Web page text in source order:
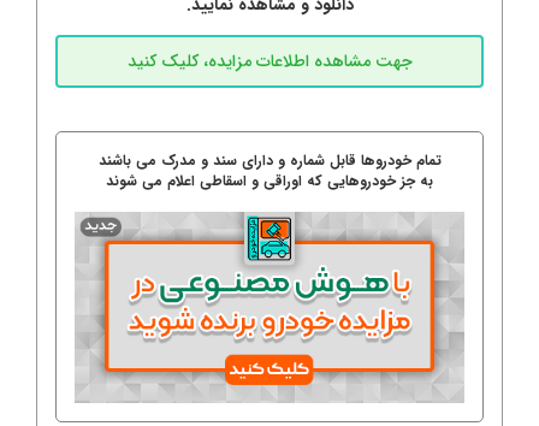
تمام خودروها قابل شماره و دارای سند و مدرک می باشند
به جز خودروهایی که اوراقی و اسقاطی اعلام می شوند